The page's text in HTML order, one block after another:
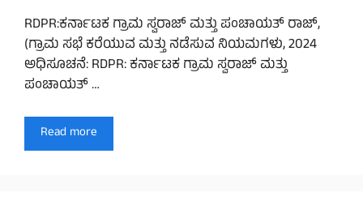
RDPR:ಕರ್ನಾಟಕ ಗ್ರಾಮ ಸ್ವರಾಜ್ ಮತ್ತು ಪಂಚಾಯತ್ ರಾಜ್,
(ಗ್ರಾಮ ಸಭೆ ಕರೆಯುವ ಮತ್ತು ನಡೆಸುವ ನಿಯಮಗಳು, 2024
ಅಧಿಸೂಚನೆ: RDPR: ಕರ್ನಾಟಕ ಗ್ರಾಮ ಸ್ವರಾಜ್ ಮತ್ತು
ಪಂಚಾಯತ್ …
Read more